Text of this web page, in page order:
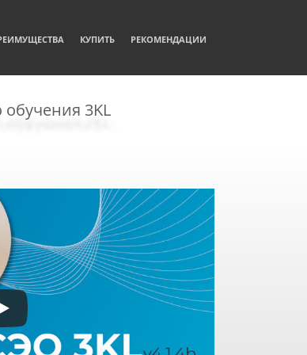
КУПИТЬ РЕКОМЕНДАЦИИ
обучения 3KL